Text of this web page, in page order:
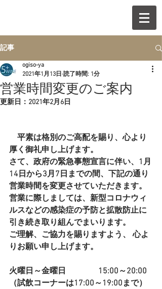
記事
営業時間変更のご案内
ogiso-ya
2021年1月13日 読了時間: 1分
更新日： 2021年2月6日
平素は格別のご高配を賜り、心より
厚く御礼申し上げます。
さて、政府の緊急事態宣言に伴い、1月
14日から3月7日までの間、下記の通り
営業時間を変更させていただきます。
営業に際しましては、新型コロナウィ
ルスなどの感染症の予防と拡散防止に
引き続き取り組んでまいります。
ご理解、ご協力を賜りますよう、 心よ
りお願い申し上げます。
火曜日～金曜日 15:00～20:00
（試飲コーナーは17:00～19:00まで）